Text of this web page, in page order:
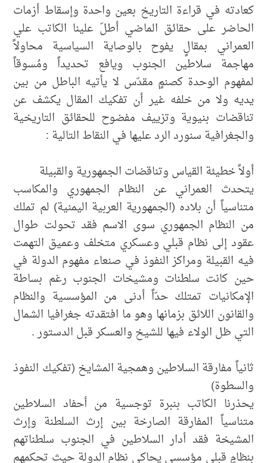
كعادته في قراءة التاريخ بعين واحدة وإسقاط أزمات
الحاضر على حقائق الماضي أطلّ علينا الكاتب علي
العمراني بمقالٍ يفوح بالوصاية السياسية محاولاً
مهاجمة سلاطين الجنوب ويافع تحديداً ومُسوقاً
لمفهوم الوحدة كصنمٍ مقدّس لا يأتيه الباطل من بين
يديه ولا من خلفه غير أن تفكيك المقال يكشف عن
تناقضات بنيوية وتزييف مفضوح للحقائق التاريخية
والجغرافية سنورد الرد عليها في النقاط التالية :
أولاً خطيئة القياس وتناقضات الجمهورية والقبيلة
يتحدث العمراني عن النظام الجمهوري والمكاسب
متناسياً أن بلاده (الجمهورية العربية اليمنية) لم تملك
من النظام الجمهوري سوى الاسم فقد تحولت طوال
عقود إلى نظام قبلي وعسكري متخلف وعميق التهمت
فيه القبيلة ومراكز النفوذ في صنعاء مفهوم الدولة في
حين كانت سلطنات ومشيخات الجنوب رغم بساطة
الإمكانيات تمتلك حدّاً أدنى من المؤسسية والنظام
والقانون اللائق بزمانها وهو ما افتقدته جغرافيا الشمال
التي ظل الولاء فيها للشيخ والعسكر قبل الدستور .
ثانياً مفارقة السلاطين وهمجية المشايخ (تفكيك النفوذ
والسطوة)
يحذرنا الكاتب بنبرة توجسية من أحفاد السلاطين
متناسياً المفارقة الصارخة بين إرث السلطنة وإرث
المشيخة فقد أدار السلاطين في الجنوب سلطناتهم
بنظامٍ قبلي مؤسسي يحاكي نظام الدولة حيث تحكمهم